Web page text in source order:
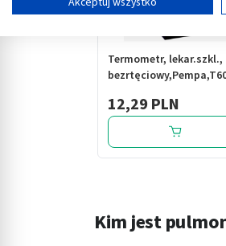
Termometr, lekar.szkl.,
12,29 PLN
‹
Kim jest
Tworzenie profili w celu
Pomiar efektywności reklam
Pomiar efektywności treści
Rozwój i ulepszanie usług